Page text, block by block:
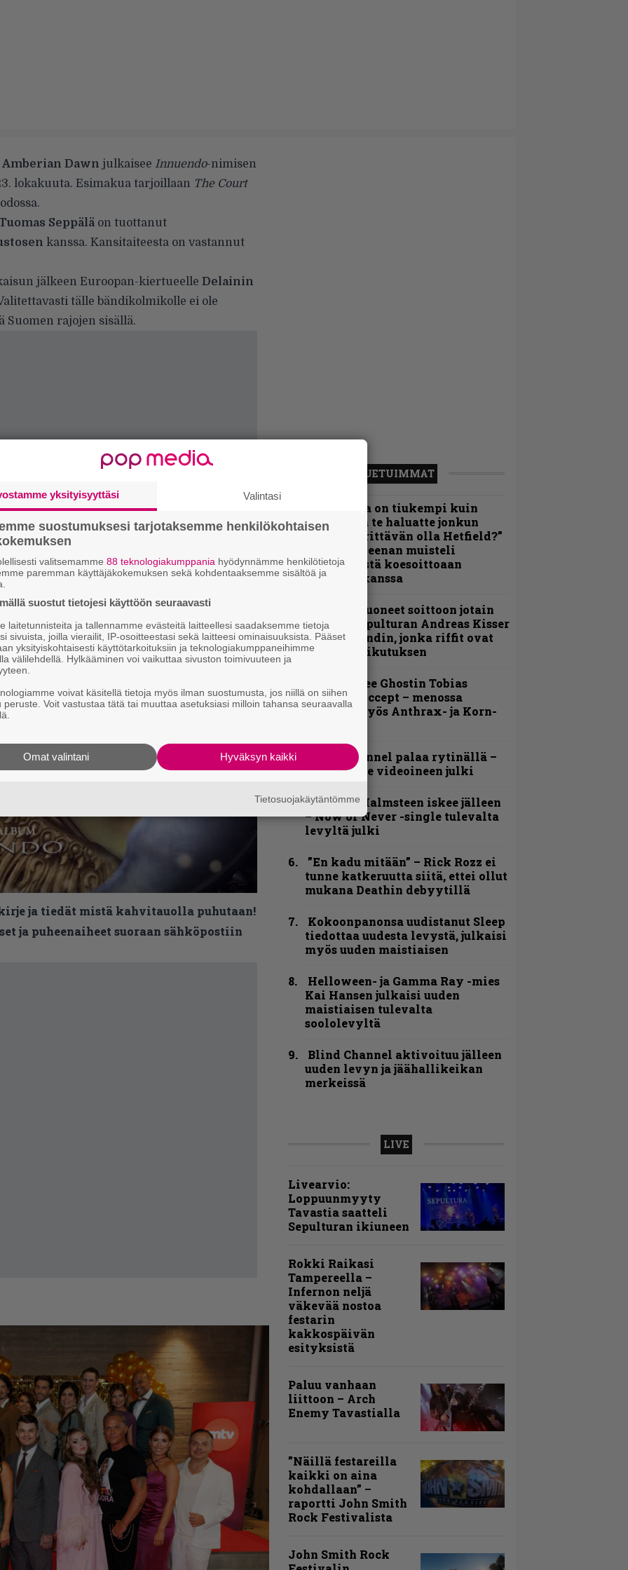
Amberian Dawn julkaisee Innuendo-nimisen
lokakuuta. Esimakua tarjoillaan The Court
Seppälä on tuottanut
kanssa. Kansitaiteesta on vastannut
jälkeen Euroopan-kiertueelle Delainin
tälle bändikolmikolle ei ole
rajojen sisällä.
ja tiedät mistä kahvitauolla puhutaan!
ja puheenaiheet suoraan sähköpostiin
LUETUIMMAT
”Metallica on tiukempi kuin
koskaan ja te haluatte jonkun
nulikan yrittävän olla Hetfield?”
– Pepper Keenan muisteli
ensimmäistä koesoittoaan
hevijätin kanssa
”He ovat tuoneet soittoon jotain
uutta” – Sepulturan Andreas Kisser
nimeää bändin, jonka riffit ovat
tehneet vaikutuksen
Näin lähtee Ghostin Tobias
Forgelta Accept – menossa
mukana myös Anthrax- ja Korn-
Blind Channel palaa rytinällä –
tuplasingle videoineen julki
Yngwie Malmsteen iskee jälleen
– Now or Never -single tulevalta
levyltä julki
”En kadu mitään” – Rick Rozz ei
tunne katkeruutta siitä, ettei ollut
mukana Deathin debyytillä
Kokoonpanonsa uudistanut Sleep
tiedottaa uudesta levystä, julkaisi
myös uuden maistiaisen
Helloween- ja Gamma Ray -mies
Kai Hansen julkaisi uuden
maistiaisen tulevalta
soololevyltä
Blind Channel aktivoituu jälleen
uuden levyn ja jäähallikeikan
merkeissä
LIVE
Livearvio:
Loppuunmyyty
Tavastia saatteli
Sepulturan ikiuneen
Rokki Raikasi
Tampereella –
Infernon neljä
väkevää nostoa
festarin
kakkospäivän
esityksistä
Paluu vanhaan
liittoon – Arch
Enemy Tavastialla
”Näillä festareilla
kaikki on aina
kohdallaan” –
raportti John Smith
Rock Festivalista
John Smith Rock
yksityisyyttäsi Valintasi
suostumuksesi tarjotaksemme henkilökohtaisen
valitsemamme 88 teknologiakumppania hyödynnämme henkilötietoja
paremman käyttäjäkokemuksen sekä kohdentaaksemme sisältöä ja
suostut tietojesi käyttöön seuraavasti
laitetunnisteita ja tallennamme evästeitä laitteellesi saadaksemme tietoja
sivuista, joilla vierailit, IP-osoitteestasi sekä laitteesi ominaisuuksista. Pääset
yksityiskohtaisesti käyttötarkoituksiin ja teknologiakumppaneihimme
välilehdellä. Hylkääminen voi vaikuttaa sivuston toimivuuteen ja
voivat käsitellä tietoja myös ilman suostumusta, jos niillä on siihen
peruste. Voit vastustaa tätä tai muuttaa asetuksiasi milloin tahansa seuraavalla
Hyväksyn kaikki
Omat valintani
Tietosuojakäytäntömme